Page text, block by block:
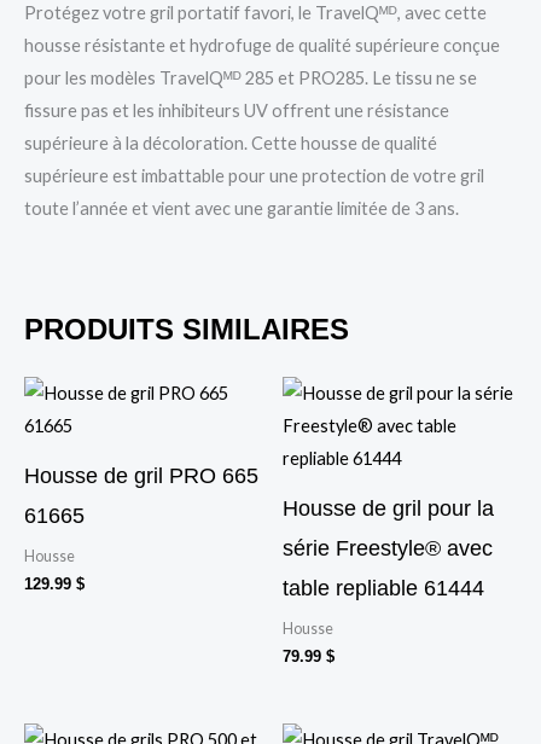
Protégez votre gril portatif favori, le TravelQᴹᴰ, avec cette
housse résistante et hydrofuge de qualité supérieure conçue
pour les modèles TravelQᴹᴰ 285 et PRO285. Le tissu ne se
fissure pas et les inhibiteurs UV offrent une résistance
supérieure à la décoloration. Cette housse de qualité
supérieure est imbattable pour une protection de votre gril
toute l’année et vient avec une garantie limitée de 3 ans.
PRODUITS SIMILAIRES
Housse de gril PRO 665
61665
Housse
129.99 $
Housse de gril pour la
série Freestyle® avec
table repliable 61444
Housse
79.99 $